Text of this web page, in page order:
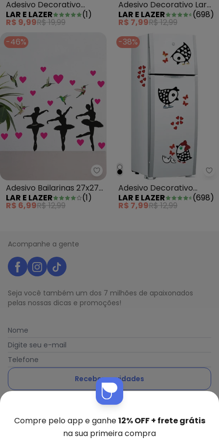
Adesivo Decorativo
Corações
LAR E LAZER (1)
R$ 9,99R$ 19,99
Adesivo Decorativo Lar
Doce Lar Vaquinha
LAR E LAZER (698)
R$ 7,99R$ 12,99
-46%
Lar e Lazer - Adesivo Bailarinas
Adesivo Bailarinas 27x27
cm
LAR E LAZER (1)
R$ 6,99R$ 12,99
-38%
Adesivo Decorativo
Pintinhos Carijó
LAR E LAZER (698)
R$ 7,99R$ 12,99
Acompanhe a gente
Seja você também um dos 7 milhões de apaixonados
pelas nossas dicas e promoções!
Nome
Digite seu e-mail
Telefone
Receber novidades
Ao enviar o cadastro, você concorda com a nossa
Compre pelo app e ganhe12% OFF + frete grátis
na sua primeira compra